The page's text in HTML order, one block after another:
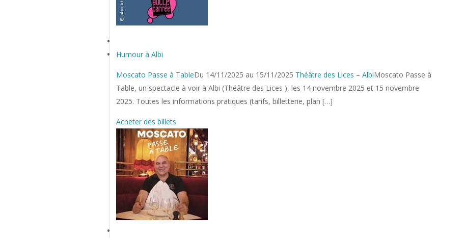
Humour à Albi
Moscato Passe à TableDu 14/11/2025 au 15/11/2025 Théâtre des Lices – AlbiMoscato Passe à
Table, un spectacle à voir à Albi (Théâtre des Lices ), les 14 novembre 2025 et 15 novembre
2025. Toutes les informations pratiques (tarifs, billetterie, plan […]
Acheter des billets